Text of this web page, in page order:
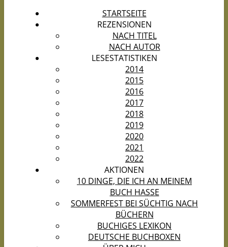
STARTSEITE
REZENSIONEN
NACH TITEL
NACH AUTOR
LESESTATISTIKEN
2014
2015
2016
2017
2018
2019
2020
2021
2022
AKTIONEN
10 DINGE, DIE ICH AN MEINEM
BUCH HASSE
SOMMERFEST BEI SÜCHTIG NACH
BÜCHERN
BUCHIGES LEXIKON
DEUTSCHE BUCHBOXEN